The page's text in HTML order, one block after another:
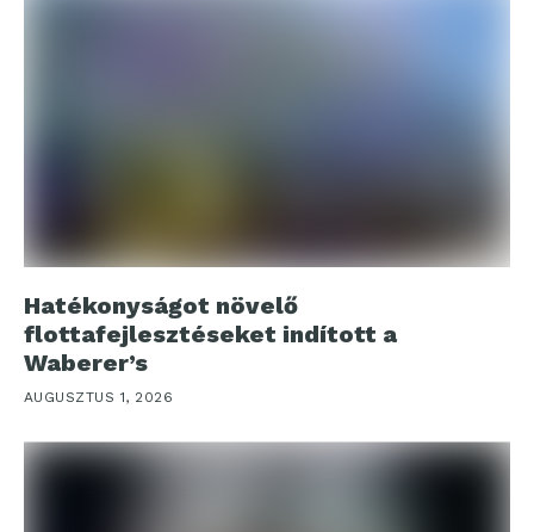
Hatékonyságot növelő
flottafejlesztéseket indított a
Waberer’s
AUGUSZTUS 1, 2026